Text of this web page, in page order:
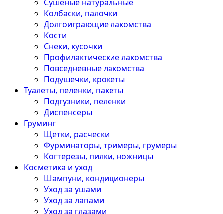
Сушеные натуральные
Колбаски, палочки
Долгоиграющие лакомства
Кости
Снеки, кусочки
Профилактические лакомства
Повседневные лакомства
Подушечки, крокеты
Туалеты, пеленки, пакеты
Подгузники, пеленки
Диспенсеры
Груминг
Щетки, расчески
Фурминаторы, тримеры, грумеры
Когтерезы, пилки, ножницы
Косметика и уход
Шампуни, кондиционеры
Уход за ушами
Уход за лапами
Уход за глазами